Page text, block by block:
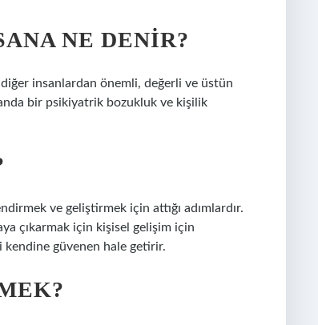
NE DENIR?
insanlardan önemli, değerli ve üstün
bir psikiyatrik bozukluk ve kişilik
ve geliştirmek için attığı adımlardır.
çıkarmak için kişisel gelişim için
kendine güvenen hale getirir.